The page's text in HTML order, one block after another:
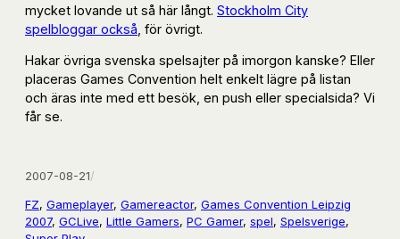
mycket lovande ut så här långt. Stockholm City
spelbloggar också , för övrigt.
Hakar övriga svenska spelsajter på imorgon kanske? Eller
placeras Games Convention helt enkelt lägre på listan
och äras inte med ett besök, en push eller specialsida? Vi
får se.
2007-08-21/
FZ, Gameplayer, Gamereactor, Games Convention Leipzig
2007, GCLive, Little Gamers, PC Gamer, spel, Spelsverige